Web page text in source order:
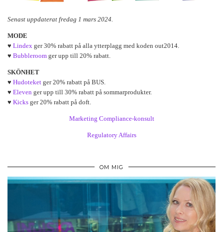
Senast uppdaterat fredag 1 mars 2024.
MODE
♥ Lindex ger 30% rabatt på alla ytterplagg med koden out2014.
♥ Bubbleroom ger upp till 20% rabatt.
SKÖNHET
♥ Hudoteket ger 20% rabatt på BUS.
♥ Eleven ger upp till 30% rabatt på sommarprodukter.
♥ Kicks ger 20% rabatt på doft.
Marketing Compliance-konsult
Regulatory Affairs
OM MIG